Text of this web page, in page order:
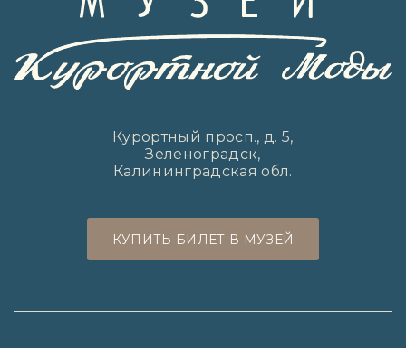
Курортный просп., д. 5,
Зеленоградск,
Калининградская обл.
КУПИТЬ БИЛЕТ В МУЗЕЙ